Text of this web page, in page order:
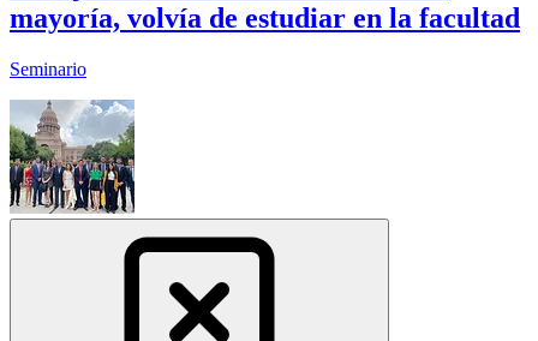
mayoría, volvía de estudiar en la facultad
Seminario